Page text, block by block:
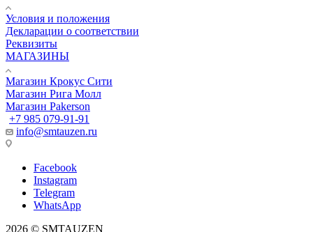
Условия и положения
Декларации о соответствии
Реквизиты
МАГАЗИНЫ
Магазин Крокус Сити
Магазин Рига Молл
Магазин Pakerson
+7 985 079-91-91
info@smtauzen.ru
Facebook
Instagram
Telegram
WhatsApp
2026 © SMTAUZEN